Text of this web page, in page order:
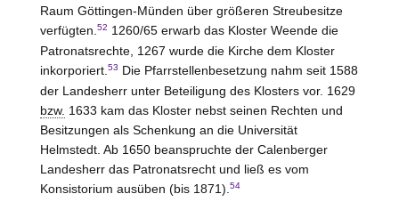
Raum Göttingen-Münden über größeren Streubesitze
verfügten.52 1260/65 erwarb das Kloster Weende die
Patronatsrechte, 1267 wurde die Kirche dem Kloster
inkorporiert.53 Die Pfarrstellenbesetzung nahm seit 1588
der Landesherr unter Beteiligung des Klosters vor. 1629
bzw. 1633 kam das Kloster nebst seinen Rechten und
Besitzungen als Schenkung an die Universität
Helmstedt. Ab 1650 beanspruchte der Calenberger
Landesherr das Patronatsrecht und ließ es vom
Konsistorium ausüben (bis 1871).54